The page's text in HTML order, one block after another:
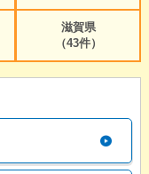
滋賀県
（43件）